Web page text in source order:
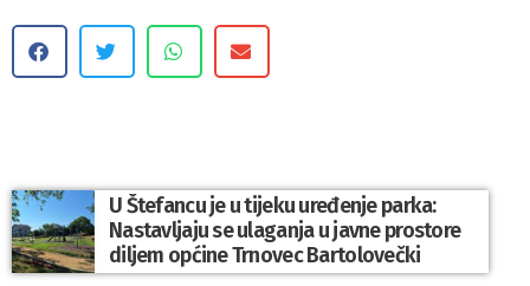
U Štefancu je u tijeku uređenje parka:
Nastavljaju se ulaganja u javne prostore
diljem općine Trnovec Bartolovečki